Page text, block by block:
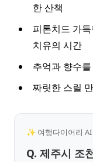
한 산책
피톤치드 가
치유의 시간
추억과 향수
짜릿한 스릴
✨ 여행다이어리
Q. 제주시 조